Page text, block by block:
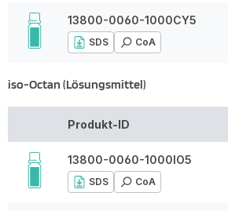
13800-0060-1000CY5
SDS CoA
iso-Octan (Lösungsmittel)
Produkt-ID
13800-0060-1000IO5
SDS CoA